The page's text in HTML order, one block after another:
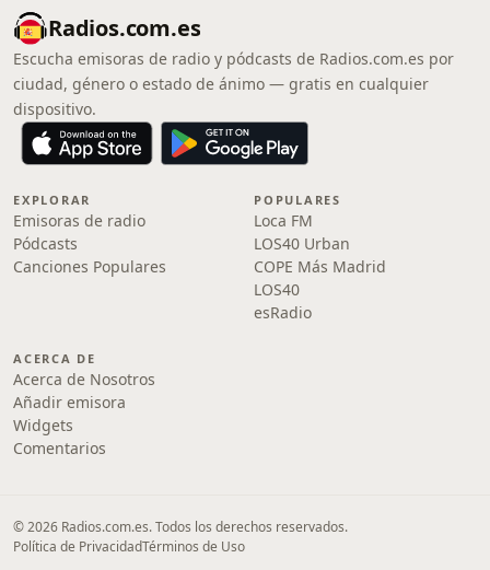
Radios.com.es
Escucha emisoras de radio y pódcasts de Radios.com.es por
ciudad, género o estado de ánimo — gratis en cualquier
dispositivo.
EXPLORAR
Emisoras de radio
Pódcasts
Canciones Populares
POPULARES
Loca FM
LOS40 Urban
COPE Más Madrid
LOS40
esRadio
ACERCA DE
Acerca de Nosotros
Añadir emisora
Widgets
Comentarios
© 2026 Radios.com.es. Todos los derechos reservados.
Política de PrivacidadTérminos de Uso